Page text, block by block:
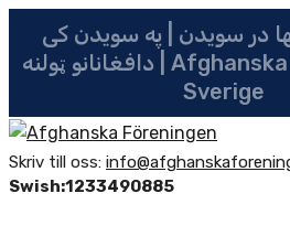
در سویدن | په سویدن کی
دافغانانو ټولنه | Afghanska Föreningen i
Sverige
Skriv till oss:
Swish:1233490885